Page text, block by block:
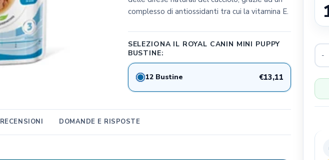
TRIBAL
Unica Gemma
TRIXIE
Beaphar
CLIFFI CAT POPS
Julius K9
complesso di antiossidanti tra cui la vitamina E.
SELEZIONA IL ROYAL CANIN MINI PUPPY
BUSTINE:
12 Bustine €13,11
-
RECENSIONI DOMANDE E RISPOSTE